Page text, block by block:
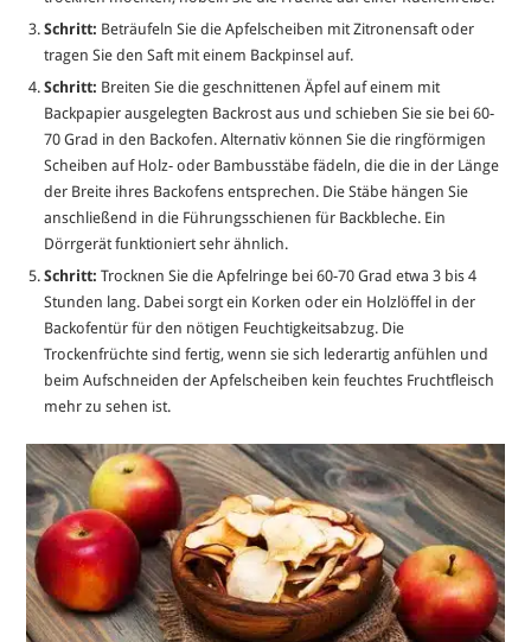
Schritt: Beträufeln Sie die Apfelscheiben mit Zitronensaft oder
tragen Sie den Saft mit einem Backpinsel auf.
Schritt: Breiten Sie die geschnittenen Äpfel auf einem mit
Backpapier ausgelegten Backrost aus und schieben Sie sie bei 60-
70 Grad in den Backofen. Alternativ können Sie die ringförmigen
Scheiben auf Holz- oder Bambusstäbe fädeln, die die in der Länge
der Breite ihres Backofens entsprechen. Die Stäbe hängen Sie
anschließend in die Führungsschienen für Backbleche. Ein
Dörrgerät funktioniert sehr ähnlich.
Schritt:Trocknen Sie die Apfelringe bei 60-70 Grad etwa 3 bis 4
Stunden lang. Dabei sorgt ein Korken oder ein Holzlöffel in der
Backofentür für den nötigen Feuchtigkeitsabzug. Die
Trockenfrüchte sind fertig, wenn sie sich lederartig anfühlen und
beim Aufschneiden der Apfelscheiben kein feuchtes Fruchtfleisch
mehr zu sehen ist.